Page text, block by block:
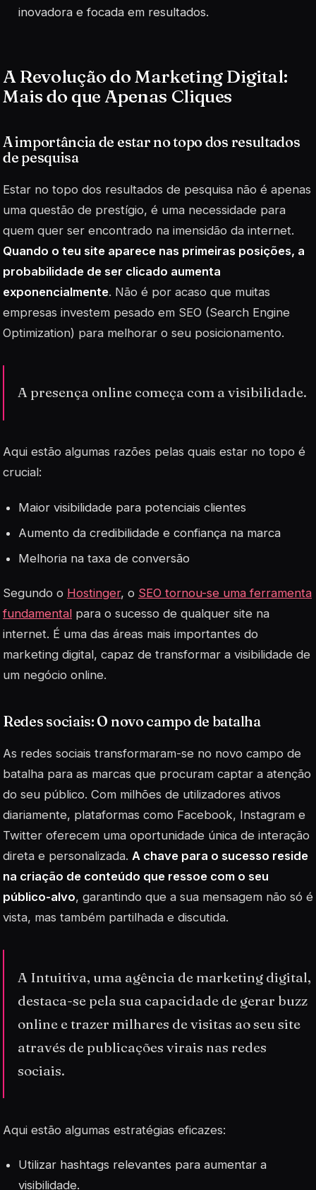
inovadora e focada em resultados.
A Revolução do Marketing Digital:
Mais do que Apenas Cliques
A importância de estar no topo dos resultados
de pesquisa
Estar no topo dos resultados de pesquisa não é apenas
uma questão de prestígio, é uma necessidade para
quem quer ser encontrado na imensidão da internet.
Quando o teu site aparece nas primeiras posições, a
probabilidade de ser clicado aumenta
exponencialmente. Não é por acaso que muitas
empresas investem pesado em SEO (Search Engine
Optimization) para melhorar o seu posicionamento.
A presença online começa com a visibilidade.
Aqui estão algumas razões pelas quais estar no topo é
crucial:
Maior visibilidade para potenciais clientes
Aumento da credibilidade e confiança na marca
Melhoria na taxa de conversão
Segundo o Hostinger, o SEO tornou-se uma ferramenta
fundamental para o sucesso de qualquer site na
internet. É uma das áreas mais importantes do
marketing digital, capaz de transformar a visibilidade de
um negócio online.
Redes sociais: O novo campo de batalha
As redes sociais transformaram-se no novo campo de
batalha para as marcas que procuram captar a atenção
do seu público. Com milhões de utilizadores ativos
diariamente, plataformas como Facebook, Instagram e
Twitter oferecem uma oportunidade única de interação
direta e personalizada. A chave para o sucesso reside
na criação de conteúdo que ressoe com o seu
público-alvo, garantindo que a sua mensagem não só é
vista, mas também partilhada e discutida.
A Intuitiva, uma agência de marketing digital,
destaca-se pela sua capacidade de gerar buzz
online e trazer milhares de visitas ao seu site
através de publicações virais nas redes
sociais.
Aqui estão algumas estratégias eficazes:
Utilizar hashtags relevantes para aumentar a
visibilidade.